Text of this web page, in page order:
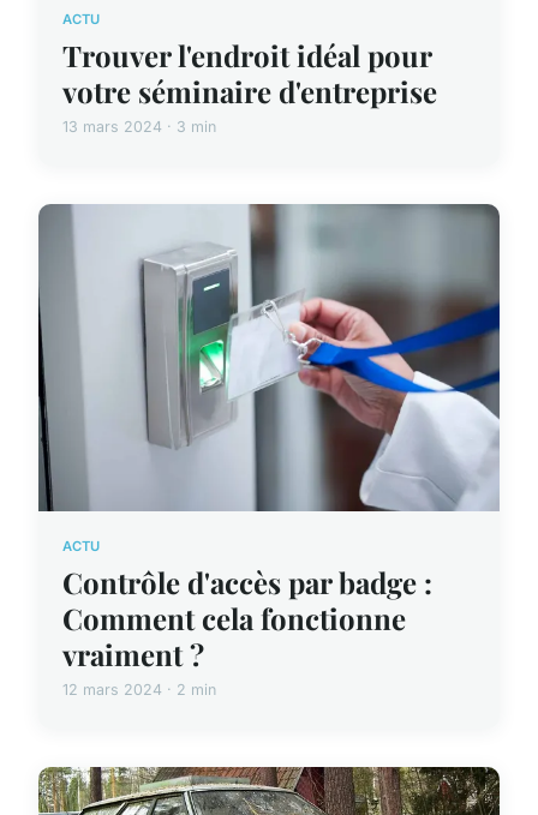
ACTU
Trouver l'endroit idéal pour
votre séminaire d'entreprise
13 mars 2024 · 3 min
ACTU
Contrôle d'accès par badge :
Comment cela fonctionne
vraiment ?
12 mars 2024 · 2 min